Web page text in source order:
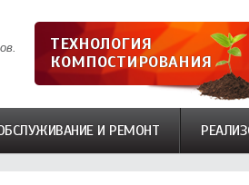
ТЕХНОЛОГИЯ
КОМПОСТИРОВАНИЯ
И РЕМОНТ